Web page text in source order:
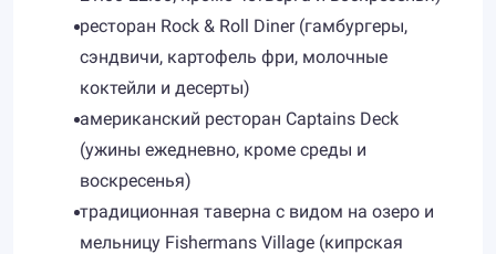
ресторан Rock & Roll Diner (гамбургеры,
сэндвичи, картофель фри, молочные
коктейли и десерты)
американский ресторан Captains Deck
(ужины ежедневно, кроме среды и
воскресенья)
традиционная таверна с видом на озеро и
мельницу Fishermans Village (кипрская